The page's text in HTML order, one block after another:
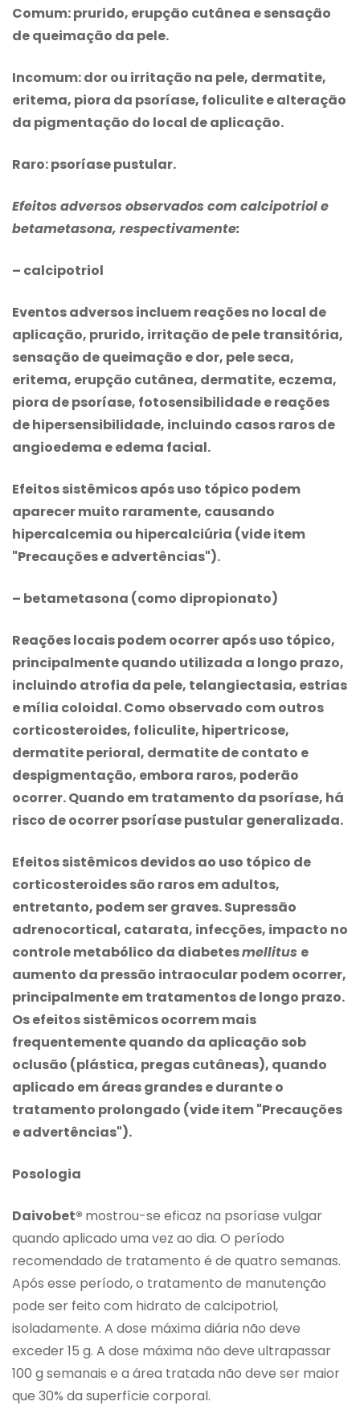
Comum: prurido, erupção cutânea e sensação
de queimação da pele.
Incomum: dor ou irritação na pele, dermatite,
eritema, piora da psoríase, foliculite e alteração
da pigmentação do local de aplicação.
Raro: psoríase pustular.
Efeitos adversos observados com calcipotriol e
betametasona, respectivamente:
– calcipotriol
Eventos adversos incluem reações no local de
aplicação, prurido, irritação de pele transitória,
sensação de queimação e dor, pele seca,
eritema, erupção cutânea, dermatite, eczema,
piora de psoríase, fotosensibilidade e reações
de hipersensibilidade, incluindo casos raros de
angioedema e edema facial.
Efeitos sistêmicos após uso tópico podem
aparecer muito raramente, causando
hipercalcemia ou hipercalciúria (vide item
"Precauções e advertências").
– betametasona (como dipropionato)
Reações locais podem ocorrer após uso tópico,
principalmente quando utilizada a longo prazo,
incluindo atrofia da pele, telangiectasia, estrias
e mília coloidal. Como observado com outros
corticosteroides, foliculite, hipertricose,
dermatite perioral, dermatite de contato e
despigmentação, embora raros, poderão
ocorrer. Quando em tratamento da psoríase, há
risco de ocorrer psoríase pustular generalizada.
Efeitos sistêmicos devidos ao uso tópico de
corticosteroides são raros em adultos,
entretanto, podem ser graves. Supressão
adrenocortical, catarata, infecções, impacto no
controle metabólico da diabetesmellitus e
aumento da pressão intraocular podem ocorrer,
principalmente em tratamentos de longo prazo.
Os efeitos sistêmicos ocorrem mais
frequentemente quando da aplicação sob
oclusão (plástica, pregas cutâneas), quando
aplicado em áreas grandes e durante o
tratamento prolongado (vide item "Precauções
e advertências").
Posologia
Daivobet® mostrou-se eficaz na psoríase vulgar
quando aplicado uma vez ao dia. O período
recomendado de tratamento é de quatro semanas.
Após esse período, o tratamento de manutenção
pode ser feito com hidrato de calcipotriol,
isoladamente. A dose máxima diária não deve
exceder 15 g. A dose máxima não deve ultrapassar
100 g semanais e a área tratada não deve ser maior
que 30% da superfície corporal.